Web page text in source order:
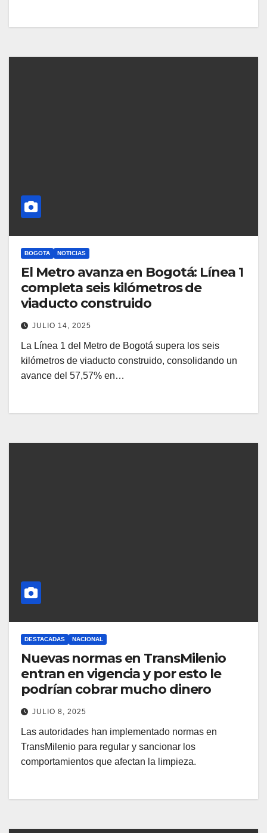
BOGOTA NOTICIAS
El Metro avanza en Bogotá: Línea 1
completa seis kilómetros de
viaducto construido
JULIO 14, 2025
La Línea 1 del Metro de Bogotá supera los seis
kilómetros de viaducto construido, consolidando un
avance del 57,57% en…
DESTACADAS NACIONAL
Nuevas normas en TransMilenio
entran en vigencia y por esto le
podrían cobrar mucho dinero
JULIO 8, 2025
Las autoridades han implementado normas en
TransMilenio para regular y sancionar los
comportamientos que afectan la limpieza.